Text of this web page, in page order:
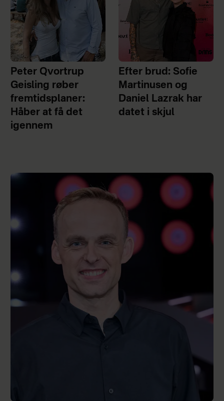
Peter Qvortrup
Geisling røber
fremtidsplaner:
Håber at få det
igennem
Efter brud: Sofie
Martinusen og
Daniel Lazrak har
datet i skjul